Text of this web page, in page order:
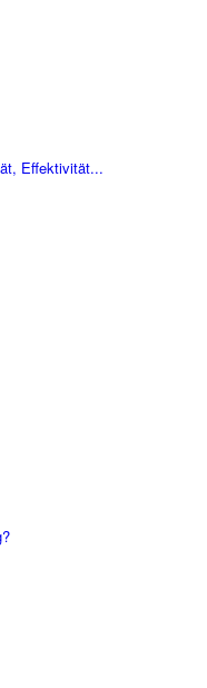
Effektivität...